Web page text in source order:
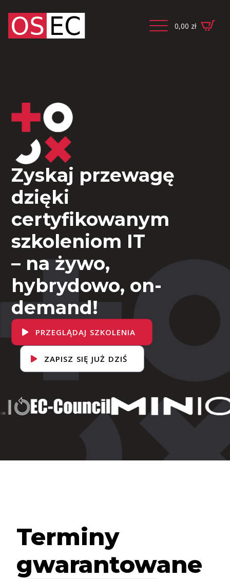
0,00 zł
Zyskaj przewagę
dzięki
certyfikowanym
szkoleniom IT
– na żywo,
hybrydowo, on-
demand!
PRZEGLĄDAJ SZKOLENIA
ZAPISZ SIĘ JUŻ DZIŚ
Terminy
gwarantowane